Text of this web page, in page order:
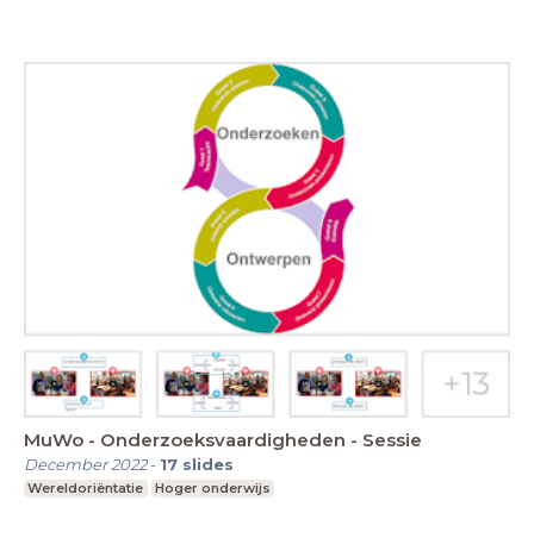
MuWo - Onderzoeksvaardigheden - Sessie
December 2022- 17 slides
Wereldoriëntatie Hoger onderwijs